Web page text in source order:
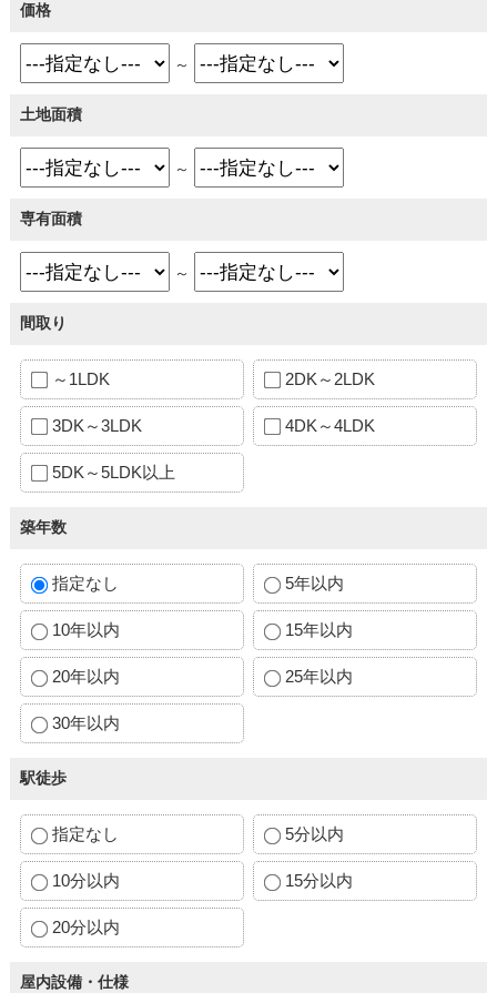
価格
～
土地面積
～
専有面積
～
間取り
～1LDK 2DK～2LDK
3DK～3LDK 4DK～4LDK
5DK～5LDK以上
築年数
指定なし 5年以内
10年以内 15年以内
20年以内 25年以内
30年以内
駅徒歩
指定なし 5分以内
10分以内 15分以内
20分以内
屋内設備・仕様